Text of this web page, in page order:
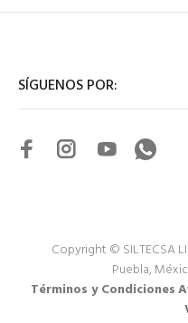
SÍGUENOS POR:
Copyright © SILTECSA
Puebla,
Términos y Condiciones